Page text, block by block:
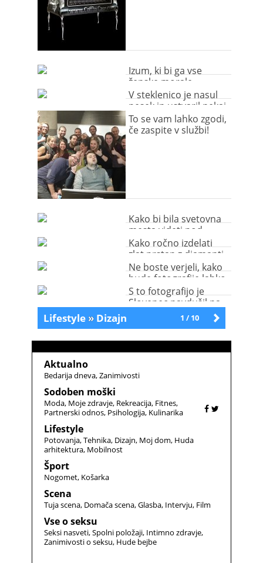
Izum, ki bi ga vse
ženske morale
podariti svojim
moškim
V steklenico je nasul
pesek in ustvaril nekaj
izjemnega (video)
To se vam lahko zgodi,
če zaspite v službi!
Kako bi bila svetovna
mesta videti pod
zvezdnatim nebom?
Kako ročno izdelati
zlat prstan z diamanti
(video)
Ne boste verjeli, kako
hude fotografije lahko
posnamete s
pametnim telefonom!
S to fotografijo je
Slovenec navdušil na
prestižnem natečajuStarejše
1 / 10
Lifestyle» Dizajn
Aktualno
Bedarija dneva Zanimivosti
Sodoben moški
Moda Moje zdravje Rekreacija Fitnes
Partnerski odnos Psihologija Kulinarika
Lifestyle
Potovanja Tehnika Dizajn Moj dom Huda
arhitektura Mobilnost
Šport
Nogomet Košarka
Scena
Tuja scena Domača scena Glasba Intervju Film
Vse o seksu
Seksi nasveti Spolni položaji Intimno zdravje
Zanimivosti o seksu Hude bejbe